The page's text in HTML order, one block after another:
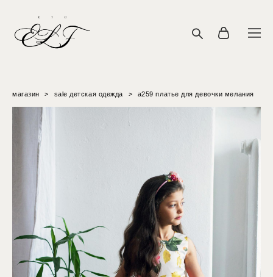
магазин > sale детская одежда > а259 платье для девочки мелания